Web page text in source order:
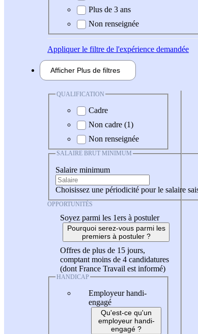
Plus de 3 ans
Non renseignée
Appliquerle filtre de l'expérience demandée
Afficher Plus de filtres
QUALIFICATION
Cadre
Non cadre (1)
Non renseignée
SALAIRE BRUT MINIMUM
Salaire minimum
Choisissez une périodicité pour le salaire
OPPORTUNITÉS
Soyez parmi les 1ers à postuler
Pourquoi serez-vous parmi les
premiers à postuler ?
Offres de plus de 15 jours,
comptant moins de 4 candidatures
(dont France Travail est informé)
HANDICAP
Employeur handi-
engagé
Qu'est-ce qu'un
employeur handi-
engagé ?